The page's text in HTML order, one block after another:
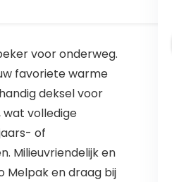
voor onderweg.
favoriete warme
deksel voor
wat volledige
of
Milieuvriendelijk en
Melpak en draag bij